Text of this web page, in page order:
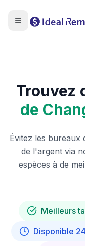
Trouvez
de
Évitez les bureaux
de l'argent via
espèces à de
Meilleurs
Disponible